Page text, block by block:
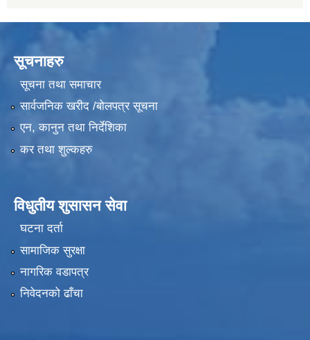
सूचनाहरु
सूचना तथा समाचार
सार्वजनिक खरीद /बोलपत्र सूचना
एन, कानुन तथा निर्देशिका
कर तथा शुल्कहरु
विधुतीय शुसासन सेवा
घटना दर्ता
सामाजिक सुरक्षा
नागरिक वडापत्र
निवेदनको ढाँचा